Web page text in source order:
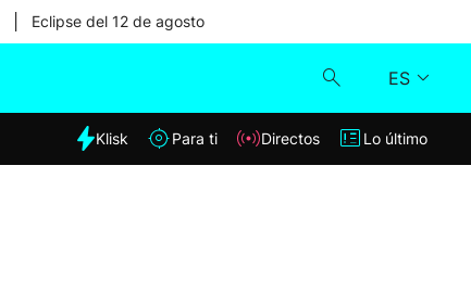
Eclipse del 12 de agosto
ES
Klisk
Klisk Para ti Directos Lo último